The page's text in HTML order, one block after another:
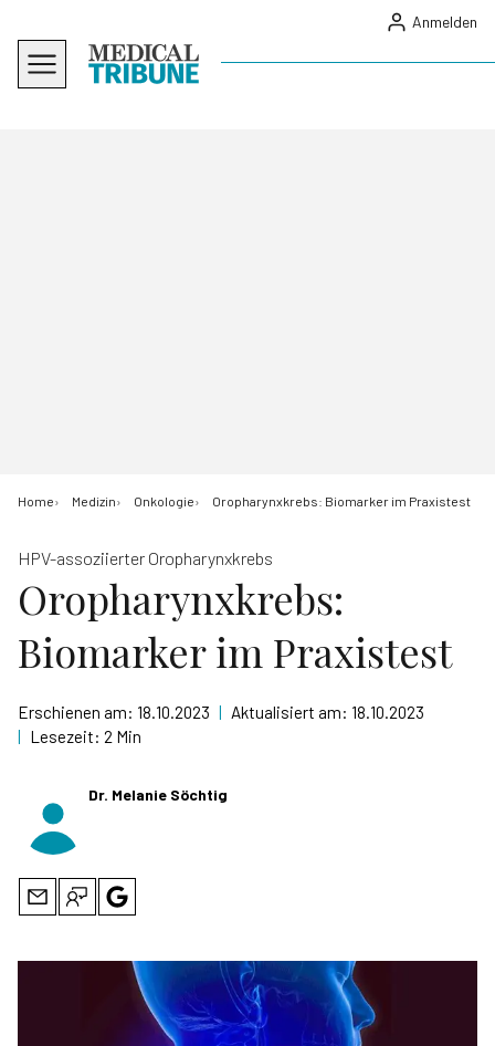
Anmelden
Home Medizin Onkologie Oropharynxkrebs: Biomarker im Praxistest
HPV-assoziierter Oropharynxkrebs
Oropharynxkrebs:
Biomarker im Praxistest
Erschienen am: 18.10.2023 | Aktualisiert am: 18.10.2023
| Lesezeit: 2 Min
Dr. Melanie Söchtig